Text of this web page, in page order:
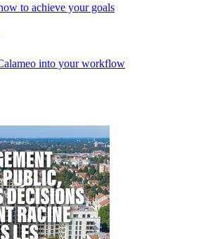
to achieve your goals
into your workflow